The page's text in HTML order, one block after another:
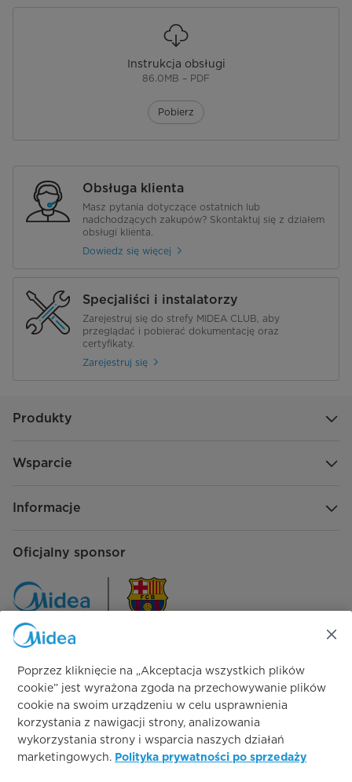
Instrukcja obsługi
86.0MB – PDF
Pobierz
Obsługa klienta
Masz pytania dotyczące ostatnich lub
nadchodzących zakupów? Skontaktuj się z działem
obsługi klienta.
Dowiedz się więcej
Specjaliści i instalatorzy
Zarejestruj się do strefy MIDEA CLUB, aby
przeglądać i pobierać dokumentację oraz
certyfikaty.
Zarejestruj się
Produkty
Wsparcie
Informacje
Oficjalny sponsor
Śledź nas na:
Poprzez kliknięcie na „Akceptacja wszystkich plików
cookie” jest wyrażona zgoda na przechowywanie plików
cookie na swoim urządzeniu w celu usprawnienia
korzystania z nawigacji strony, analizowania
wykorzystania strony i wsparcia naszych działań
marketingowych. Polityka prywatności po sprzedaży